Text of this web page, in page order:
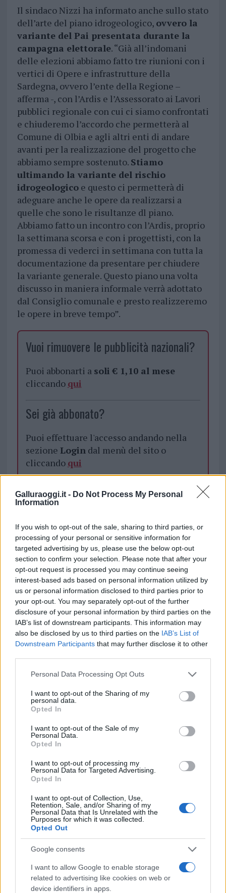
Galluraoggi.it - Do Not Process My Personal
Information
If you wish to opt-out of the sale, sharing to third parties, or
processing of your personal or sensitive information for
targeted advertising by us, please use the below opt-out
section to confirm your selection. Please note that after your
opt-out request is processed you may continue seeing
interest-based ads based on personal information utilized by
us or personal information disclosed to third parties prior to
your opt-out. You may separately opt-out of the further
disclosure of your personal information by third parties on the
IAB’s list of downstream participants. This information may
also be disclosed by us to third parties on the IAB’s List of
Downstream Participants that may further disclose it to other
Please note that this website/app uses one or more Google
not limited to your visit or usage behaviour. You may click to
grant or deny consent to Google and its third-party tags to
use your data for below specified purposes in below Google
consent section.
Personal Data Processing Opt Outs
I want to opt-out of the Sharing of my
personal data.
Opted In
I want to opt-out of the Sale of my
Personal Data.
Opted In
I want to opt-out of processing my
Personal Data for Targeted Advertising.
Opted In
I want to opt-out of Collection, Use,
Retention, Sale, and/or Sharing of my
Personal Data that Is Unrelated with the
Purposes for which it was collected.
Opted Out
Google consents
I want to allow Google to enable storage
related to advertising like cookies on web or
device identifiers in apps.
Il sindaco Nizzi ha informato anche sullo stato
dell’arte del piano idrogeologico, ovvero la
variante del Pai presentata durante la
campagna elettorale. “Già all’indomani
delle elezioni abbiamo fatto tre riunioni con i
vertici di Opere e infrastrutture della
Sardegna, ovvero l’ente della Regione –
afferma -, con l’Ardis e l’Assessorato ai Lavori
pubblici regionale con cui ci siamo confrontati
e chiuderemo l’accordo che permetterà al
Comune di Olbia e agli altri enti di andare
avanti per la realizzazione del progetto che
abbiamo sempre sostenuto. Stiamo
ultimando la variante del rischio
idrogeologicoe questo ci permetterà di
adeguare anche le opere da realizzarsi a
quelle che sono le risultanze dl piano.
Abbiamo fatto un incontro con l’Ardis, proprio
la settimana scorsa e con i progettisti, con la
promessa di vederci in settimana con tutta la
documentazione da presentare per chiudere
la variante generale. Questo piano una volta
discusso in maniera informale verrà adottato
dal Consiglio comunale e presto realizzeremo
le opere in breve tempo”.
Vuoi rimuovere le pubblicità nazionali?
Puoi abbonarti a soli € 1,10 al mese
cliccando qui
Sei già abbonato?
Puoi effettuare l'accesso andando nella
sezione Logindal menù del sito o
cliccando qui
TEMI: Allagamenti Olbia
Maltempo Olbia
Condividi l'articolo
F
a
ce
b
o
o
k
T
w
it
te
r
Pi
n
te
re
st
W
h
at
s
A
p
p
S
h
a
re
Articolo precedente
Prossimo articolo
NOTIZIE RECENTI
Migliori cliniche di estetica medicale avanzata
in Europa: classifica dei 5 centri di riferimento
pe…
l’inaugurazione
Andrea Mura conquista Palau: grande
partecipazione per il suo racconto
Calangianus, allarme sul centro accoglienza
minori, Albieri: “Episodi gravissimi”
Gallura, finti clienti svuotano le suite: furto da
50mila nel resort